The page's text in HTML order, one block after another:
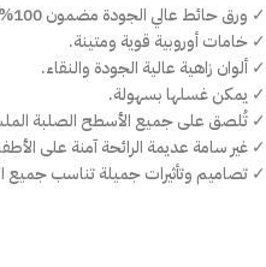
✓ ورق حائط عالي الجودة مضمون 100%.
✓ خامات أوروبية قوية ومتينة.
✓ ألوان زاهية عالية الجودة والنقاء.
✓ يمكن غسلها بسهولة.
✓ تُلصق على جميع الأسطح الصلبة
✓ غير سامة عديمة الرائحة آمنة على
✓ تصاميم وتأثيرات جميلة تناسب جميع